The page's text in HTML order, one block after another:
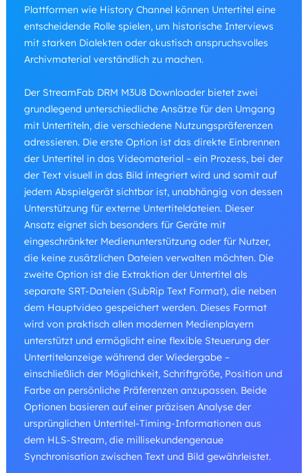
Plattformen wie History Channel können Untertitel eine
entscheidende Rolle spielen, um historische Interviews
mit starken Dialekten oder akustisch anspruchsvolles
Archivmaterial verständlich zu machen.
Der StreamFab DRM M3U8 Downloader bietet zwei
grundlegend unterschiedliche Ansätze für den Umgang
mit Untertiteln, die verschiedene Nutzungspräferenzen
adressieren. Die erste Option ist das direkte Einbrennen
der Untertitel in das Videomaterial – ein Prozess, bei der
der Text visuell in das Bild integriert wird und somit auf
jedem Abspielgerät sichtbar ist, unabhängig von dessen
Unterstützung für externe Untertiteldateien. Dieser
Ansatz eignet sich besonders für Geräte mit
eingeschränkter Medienunterstützung oder für Nutzer,
die keine zusätzlichen Dateien verwalten möchten. Die
zweite Option ist die Extraktion der Untertitel als
separate SRT-Dateien (SubRip Text Format), die neben
dem Hauptvideo gespeichert werden. Dieses Format
wird von praktisch allen modernen Medienplayern
unterstützt und ermöglicht eine flexible Steuerung der
Untertitelanzeige während der Wiedergabe –
einschließlich der Möglichkeit, Schriftgröße, Position und
Farbe an persönliche Präferenzen anzupassen. Beide
Optionen basieren auf einer präzisen Analyse der
ursprünglichen Untertitel-Timing-Informationen aus
dem HLS-Stream, die millisekundengenaue
Synchronisation zwischen Text und Bild gewährleistet.